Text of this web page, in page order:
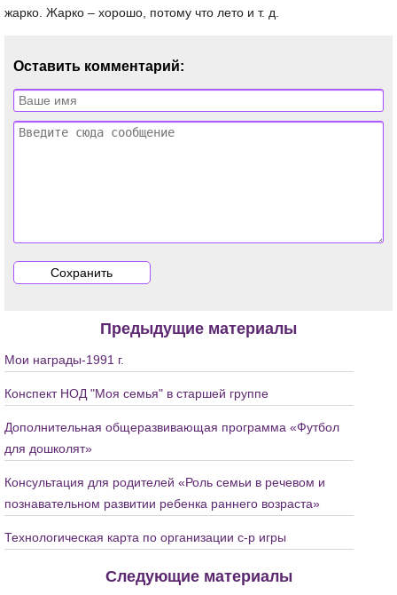
Оставить комментарий:
Предыдущие материалы
Мои награды-1991 г.
Конспект НОД "Моя семья" в старшей группе
Дополнительная общеразвивающая программа «Футбол
для дошколят»
Консультация для родителей «Роль семьи в речевом и
познавательном развитии ребенка раннего возраста»
Технологическая карта по организации с-р игры
Следующие материалы